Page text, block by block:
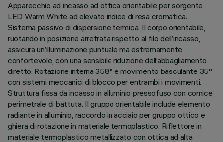
Apparecchio ad incasso ad ottica orientabile per sorgente
LED Warm White ad elevato indice di resa cromatica.
Sistema passivo di dispersione termica. Il corpo orientabile,
ruotando in posizione arretrata rispetto al filo dell’incasso,
assicura un’illuminazione puntuale ma estremamente
confortevole, con una sensibile riduzione dell’abbagliamento
diretto. Rotazione interna 358° e movimento basculante 35°
con sistemi meccanici di blocco per entrambi i movimenti.
Struttura fissa da incasso in alluminio pressofuso con cornice
perimetrale di battuta. Il gruppo orientabile include elemento
radiante in alluminio, raccordo in acciaio per gruppo ottico e
ghiera di rotazione in materiale termoplastico. Riflettore in
materiale termoplastico metallizzato con ottica ad alta